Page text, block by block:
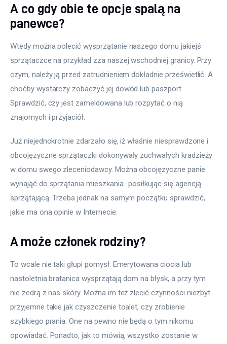
A co gdy obie te opcje spalą na
panewce?
Wtedy można polecić wysprzątanie naszego domu jakiejś
sprzątaczce na przykład zza naszej wschodniej granicy. Przy
czym, należy ją przed zatrudnieniem dokładnie prześwietlić. A
choćby wystarczy zobaczyć jej dowód lub paszport.
Sprawdzić, czy jest zameldowana lub rozpytać o nią
znajomych i przyjaciół.
Już niejednokrotnie zdarzało się, iż właśnie niesprawdzone i
obcojęzyczne sprzątaczki dokonywały zuchwałych kradzieży
w domu swego zleceniodawcy. Można obcojęzyczne panie
wynająć do sprzątania mieszkania- posiłkując się agencją
sprzątającą. Trzeba jednak na samym początku sprawdzić,
jakie ma ona opinie w Internecie.
A może członek rodziny?
To wcale nie taki głupi pomysł. Emerytowana ciocia lub
nastoletnia bratanica wysprzątają dom na błysk, a przy tym
nie zedrą z nas skóry. Można im też zlecić czynności niezbyt
przyjemne takie jak czyszczenie toalet, czy zrobienie
szybkiego prania. One na pewno nie będą o tym nikomu
opowiadać. Ponadto, jak to mówią, wszystko zostanie w